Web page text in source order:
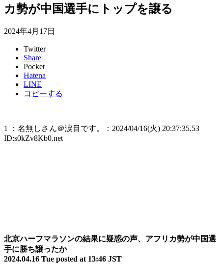
カ勢が中国選手にトップを譲る
2024年4月17日
Twitter
Share
Pocket
Hatena
LINE
コピーする
1 ：名無しさん＠涙目です。：2024/04/16(火) 20:37:35.53
ID:s0kZv8Kb0.net
北京ハーフマラソンの結果に疑惑の声、アフリカ勢が中国選
手に勝ち譲ったか
2024.04.16 Tue posted at 13:46 JST